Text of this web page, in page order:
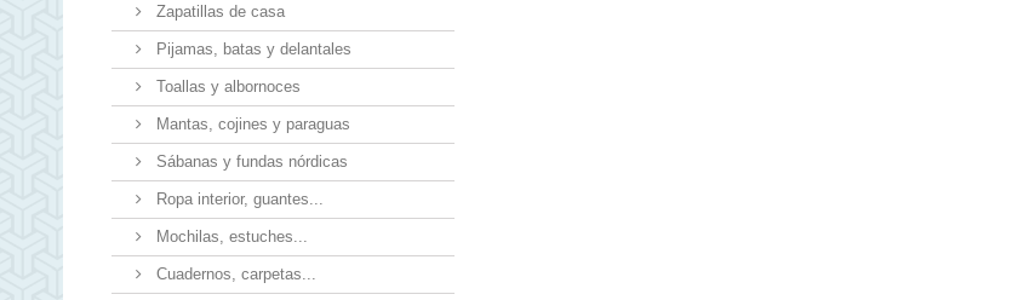
Zapatillas de casa
Pijamas, batas y delantales
Toallas y albornoces
Mantas, cojines y paraguas
Sábanas y fundas nórdicas
Ropa interior, guantes...
Mochilas, estuches...
Cuadernos, carpetas...